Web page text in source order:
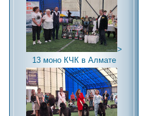
>
13 моно КЧК в Алмате